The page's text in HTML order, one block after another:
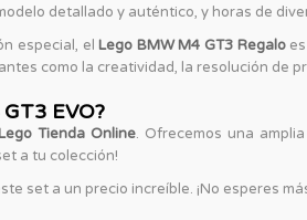
detallado y auténtico, y horas de
especial, elLego BMW M4 GT3 Regaloes
como la creatividad, la resolución de
EVO?
Tienda Online. Ofrecemos una
a tu colección!
set a un precio increíble. ¡No esperes